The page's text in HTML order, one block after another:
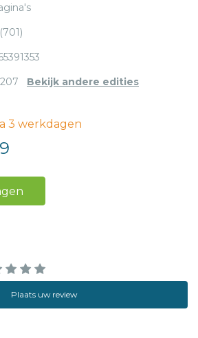
Bekijk andere edities
3 werkdagen
Plaats uw review